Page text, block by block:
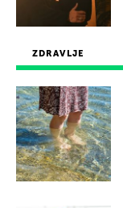
ZDRAVLJE